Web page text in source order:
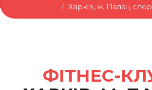
Харків, м. Палац
ФІТНЕС-